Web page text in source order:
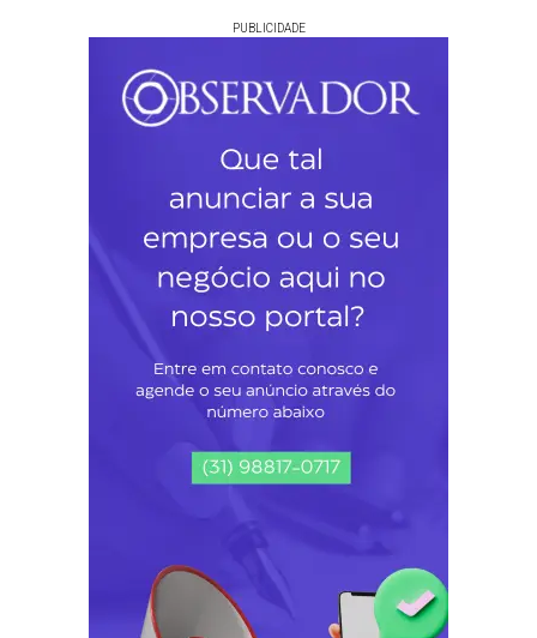
PUBLICIDADE